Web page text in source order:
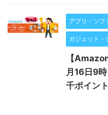
アプリ・ソフ
ガジェット・
【
月16日9
千ポイン